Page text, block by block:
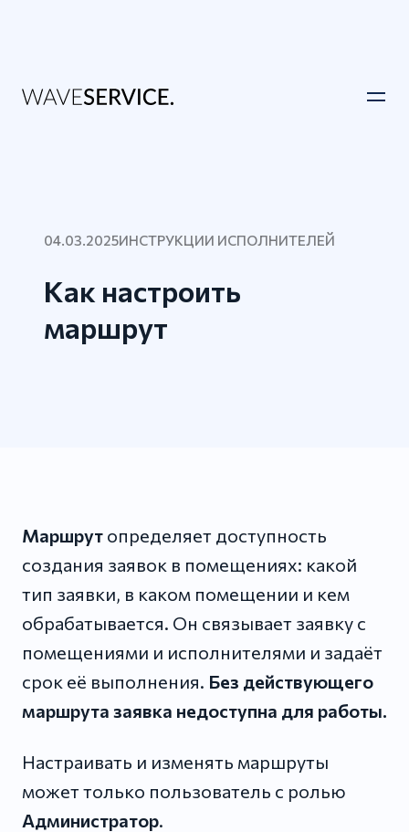
04.03.2025ИНСТРУКЦИИ ИСПОЛНИТЕЛЕЙ
Как настроить
маршрут
Маршрут определяет доступность
создания заявок в помещениях: какой
тип заявки, в каком помещении и кем
обрабатывается. Он связывает заявку с
помещениями и исполнителями и задаёт
срок её выполнения. Без действующего
маршрута заявка недоступна для работы.
Настраивать и изменять маршруты
может только пользователь с ролью
Администратор.